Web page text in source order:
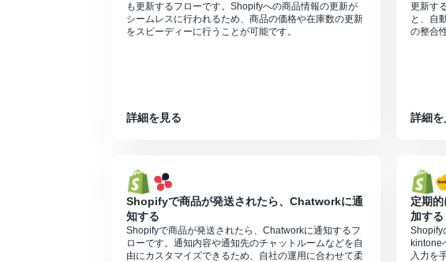
も更新するフローです。Shopifyへの商品情報の更新が
シームレスに行われるため、商品の価格や在庫数の更新
をスピーディーに行うことが可能です。
詳細を見る
更新す
と、自
の整合
詳細を
Shopifyで商品が発送されたら、Chatworkに通
知する
Shopifyで商品が発送されたら、Chatworkに通知するフ
ローです。通知内容や通知先のチャットルームなどを自
由にカスタマイズできるため、自社の運用に合わせて柔
定期
加する
Shopify
kintone
入力を